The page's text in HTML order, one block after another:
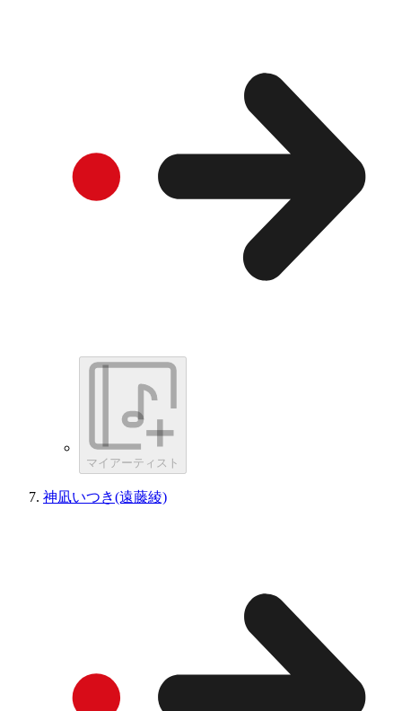
マイアーティスト
神凪いつき(遠藤綾)